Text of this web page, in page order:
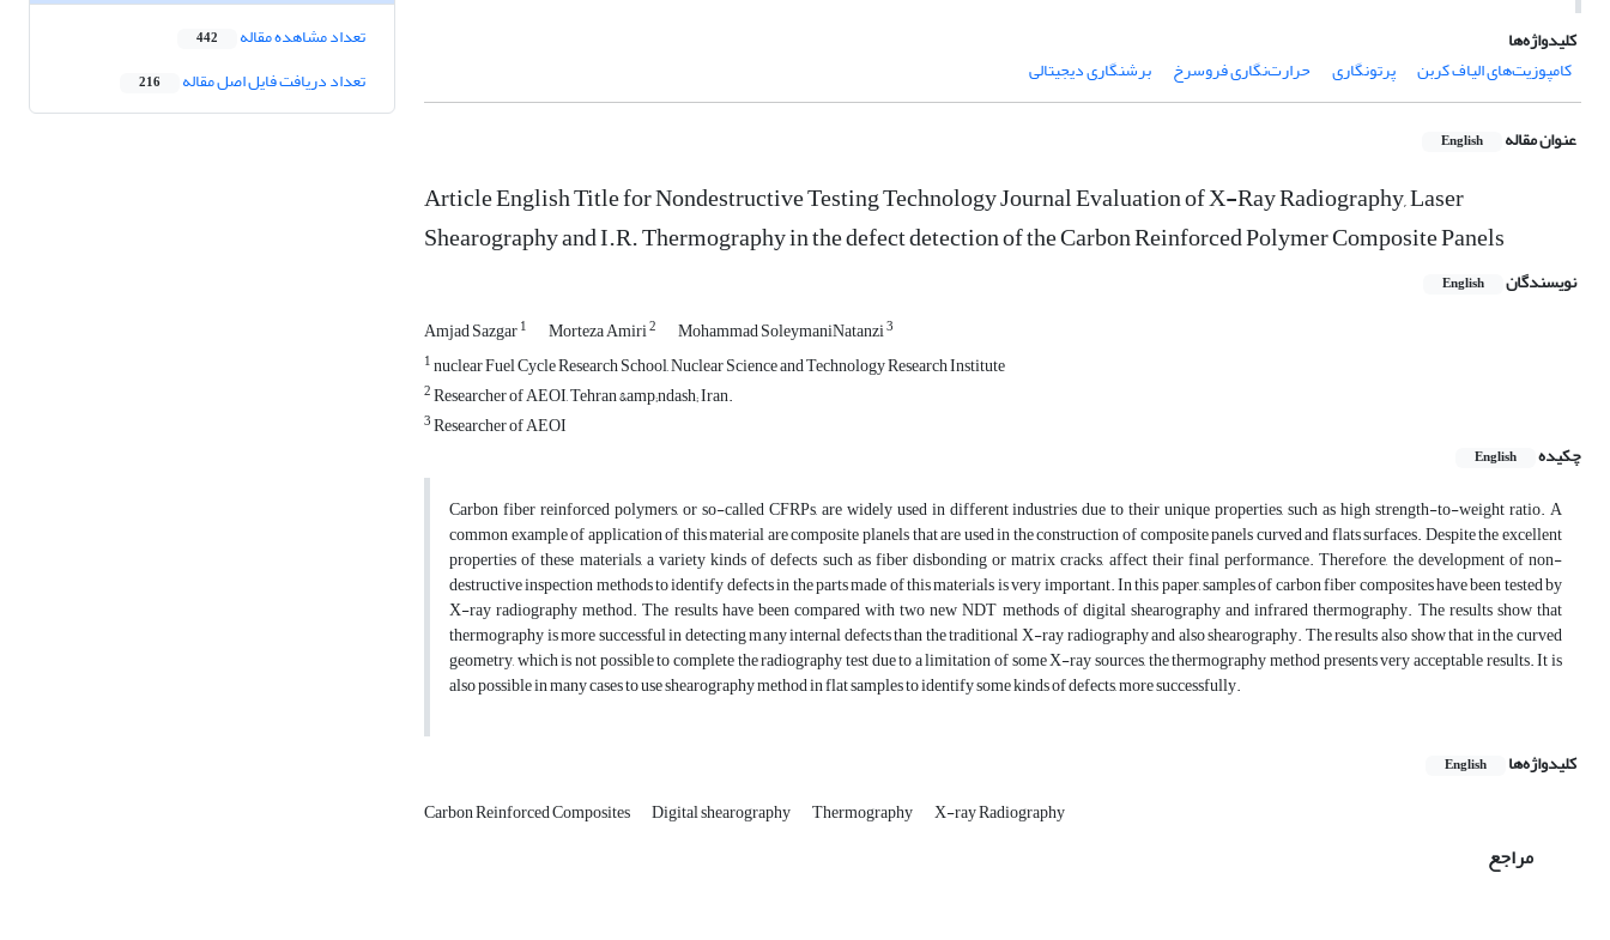
کلیدواژه‌ها
کامپوزیت‌های الیاف کربن
پرتونگاری حرارت‌نگاری فروسرخ برشنگاری دیجیتالی
عنوان مقاله English
Article English Title for Nondestructive Testing Technology Journal Evaluation of X-Ray Radiography, Laser
Shearography and I.R. Thermography in the defect detection of the Carbon Reinforced Polymer Composite Panels
نویسندگان English
Amjad Sazgar1 Morteza Amiri2 Mohammad SoleymaniNatanzi3
1nuclear Fuel Cycle Research School, Nuclear Science and Technology Research Institute
2Researcher of AEOI, Tehran &amp;ndash; Iran.
3Researcher of AEOI
چکیده
English
Carbon fiber reinforced polymers, or so-called CFRPs, are widely used in different industries due to their unique properties, such as high strength-to-weight ratio. A
common example of application of this material are composite planels that are used in the construction of composite panels curved and flats surfaces. Despite the excellent
properties of these materials, a variety kinds of defects such as fiber disbonding or matrix cracks, affect their final performance. Therefore, the development of non-
destructive inspection methods to identify defects in the parts made of this materials is very important. In this paper, samples of carbon fiber composites have been tested by
X-ray radiography method. The results have been compared with two new NDT methods of digital shearography and infrared thermography. The results show that
thermography is more successful in detecting many internal defects than the traditional X-ray radiography and also shearography. The results also show that in the curved
geometry, which is not possible to complete the radiography test due to a limitation of some X-ray sources, the thermography method presents very acceptable results. It is
also possible in many cases to use shearography method in flat samples to identify some kinds of defects, more successfully.
کلیدواژه‌ها English
Carbon Reinforced Composites Digital shearography Thermography X-ray Radiography
مراجع
تعداد مشاهده مقاله 442
تعداد دریافت فایل اصل مقاله 216